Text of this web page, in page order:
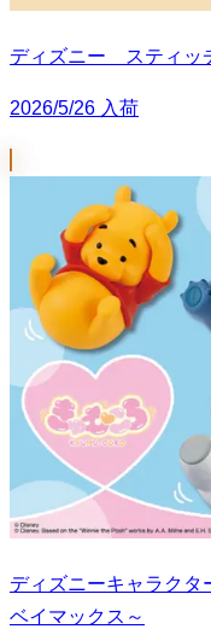
ディズニー スティ
2026/5/26 入荷
ディズニーキャラク
ベイマックス～